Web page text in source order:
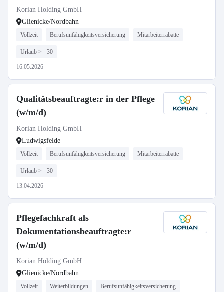
Korian Holding GmbH
Glienicke/Nordbahn
Vollzeit Berufsunfähigkeitsversicherung Mitarbeiterrabatte
Urlaub >= 30
16.05.2026
Qualitätsbeauftragte:r in der Pflege
(w/m/d)
Korian Holding GmbH
Ludwigsfelde
Vollzeit Berufsunfähigkeitsversicherung Mitarbeiterrabatte
Urlaub >= 30
13.04.2026
Pflegefachkraft als
Dokumentationsbeauftragte:r
(w/m/d)
Korian Holding GmbH
Glienicke/Nordbahn
Vollzeit Weiterbildungen Berufsunfähigkeitsversicherung